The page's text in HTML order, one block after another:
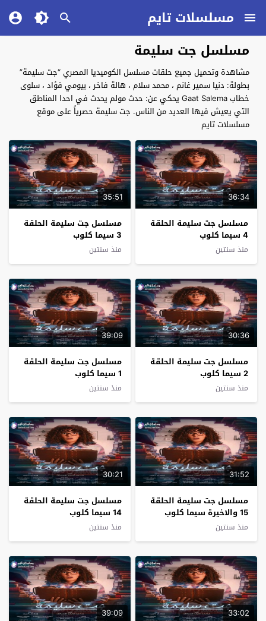
مسلسلات تايم
مسلسل جت سليمة
مشاهدة وتحميل جميع حلقات مسلسل الكوميديا المصري “جت سليمة”
بطولة: دنيا سمير غانم ، محمد سلام ، هالة فاخر ، بيومي فؤاد ، سلوى
خطاب Gaat Salema يحكي عن: حدث مولم يحدث في احدا المناطق
التي يعيش فيها العديد من الناس. جت سليمة حصرياً على موقع
مسلسلات تايم
36:34
مسلسل جت سليمة الحلقة
4 سيما كلوب
منذ سنتين
35:51
مسلسل جت سليمة الحلقة
3 سيما كلوب
منذ سنتين
30:36
مسلسل جت سليمة الحلقة
2 سيما كلوب
منذ سنتين
39:09
مسلسل جت سليمة الحلقة
1 سيما كلوب
منذ سنتين
31:52
مسلسل جت سليمة الحلقة
15 والاخيرة سيما كلوب
منذ سنتين
30:21
مسلسل جت سليمة الحلقة
14 سيما كلوب
منذ سنتين
33:02
39:09